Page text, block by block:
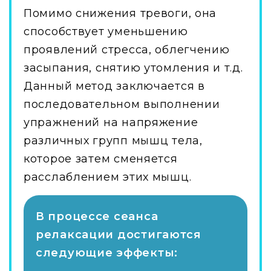
Помимо снижения тревоги, она
способствует уменьшению
проявлений стресса, облегчению
засыпания, снятию утомления и т.д.
Данный метод заключается в
последовательном выполнении
упражнений на напряжение
различных групп мышц тела,
которое затем сменяется
расслаблением этих мышц.
В процессе сеанса
релаксации достигаются
следующие эффекты: